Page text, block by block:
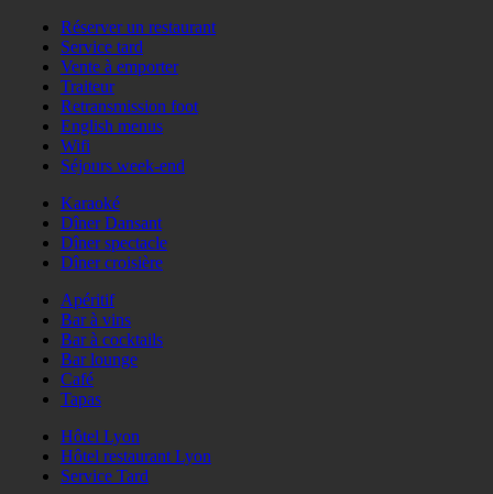
Réserver un restaurant
Service tard
Vente à emporter
Traiteur
Retransmission foot
English menus
Wifi
Séjours week-end
Karaoké
Dîner Dansant
Dîner spectacle
Dîner croisière
Apéritif
Bar à vins
Bar à cocktails
Bar lounge
Café
Tapas
Hôtel Lyon
Hôtel restaurant Lyon
Service Tard